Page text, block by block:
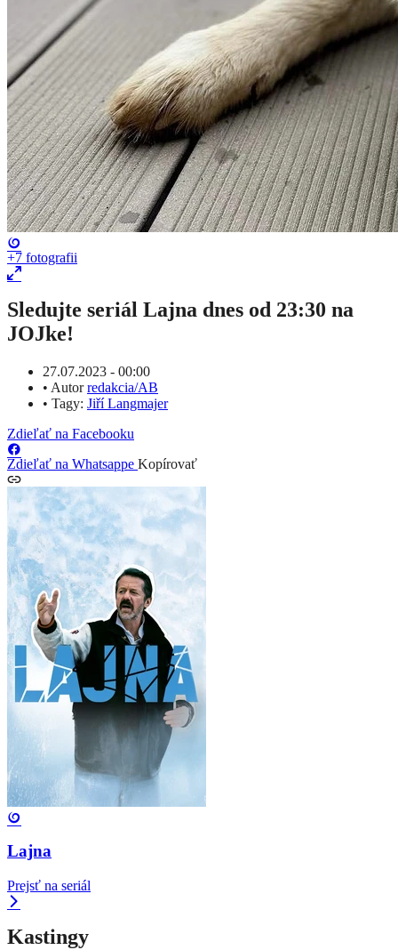
+7 fotografii
Sledujte seriál Lajna dnes od 23:30 na
JOJke!
27.07.2023 - 00:00
• Autorredakcia/AB
• Tagy: Jiří Langmajer
Zdieľať na Facebooku
Zdieľať na Whatsappe Kopírovať
Lajna
Prejsť na seriál
Kastingy